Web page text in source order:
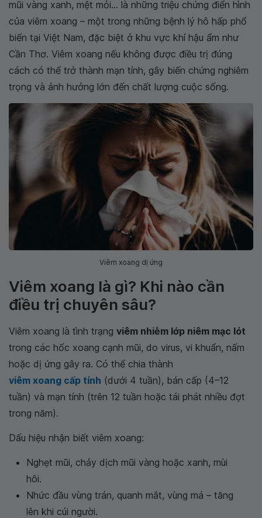
mũi vàng xanh, mệt mỏi… là những triệu chứng điển hình
của viêm xoang – một trong những bệnh lý hô hấp phổ
biến tại Việt Nam, đặc biệt ở khu vực khí hậu ẩm như
Cần Thơ. Viêm xoang nếu không được điều trị đúng
cách có thể trở thành mạn tính, gây biến chứng nghiêm
trọng và ảnh hưởng lớn đến chất lượng cuộc sống.
Viêm xoang dị ứng
Viêm xoang là gì? Khi nào cần
điều trị chuyên sâu?
Viêm xoang là tình trạng viêm nhiễm lớp niêm mạc lót
trong các hốc xoang cạnh mũi, do virus, vi khuẩn, nấm
hoặc dị ứng gây ra. Có thể chia thành
viêm xoang cấp tính (dưới 4 tuần), bán cấp (4–12
tuần) và mạn tính (trên 12 tuần hoặc tái phát nhiều đợt
trong năm).
Dấu hiệu nhận biết viêm xoang:
Nghẹt mũi, chảy dịch mũi vàng hoặc xanh, mùi
hôi.
Nhức đầu vùng trán, quanh mắt, vùng má – tăng
lên khi cúi người.